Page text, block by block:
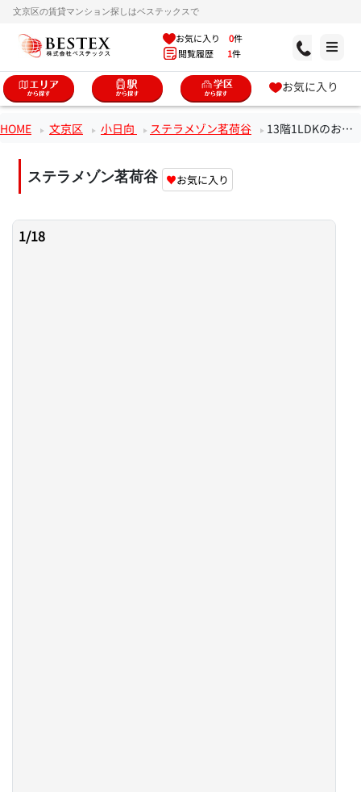
文京区の賃貸マンション探しはベステックスで
お気に入り 0件
閲覧履歴 1件
お気に入り
HOME 文京区 小日向 ステラメゾン茗荷谷 13階1LDKのお部屋
ステラメゾン茗荷谷 ♥お気に入り
1/18